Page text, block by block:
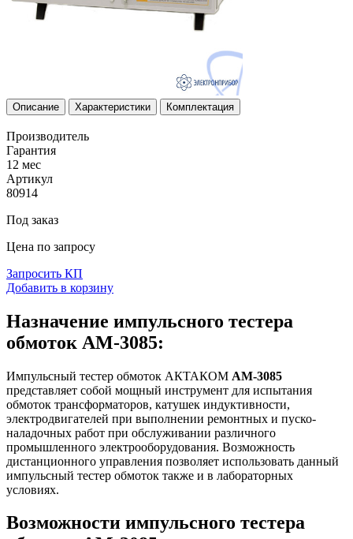
Описание Характеристики Комплектация
Производитель
Гарантия
12 мес
Артикул
80914
Под заказ
Цена по запросу
Запросить КП
Добавить в корзину
Назначение импульсного тестера
обмоток АМ-3085:
Импульсный тестер обмоток АКТАКОМ АМ-3085
представляет собой мощный инструмент для испытания
обмоток трансформаторов, катушек индуктивности,
электродвигателей при выполнении ремонтных и пуско-
наладочных работ при обслуживании различного
промышленного электрооборудования. Возможность
дистанционного управления позволяет использовать данный
импульсный тестер обмоток также и в лабораторных
условиях.
Возможности импульсного тестера